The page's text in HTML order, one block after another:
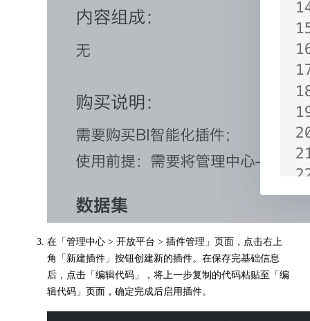
在「管理中心 > 开放平台 > 插件管理」页面，点击右上
角「新建插件」按钮创建新的插件。在保存完基础信息
后，点击「编辑代码」，将上一步复制的代码粘贴至「编
辑代码」页面，确定完成后启用插件。